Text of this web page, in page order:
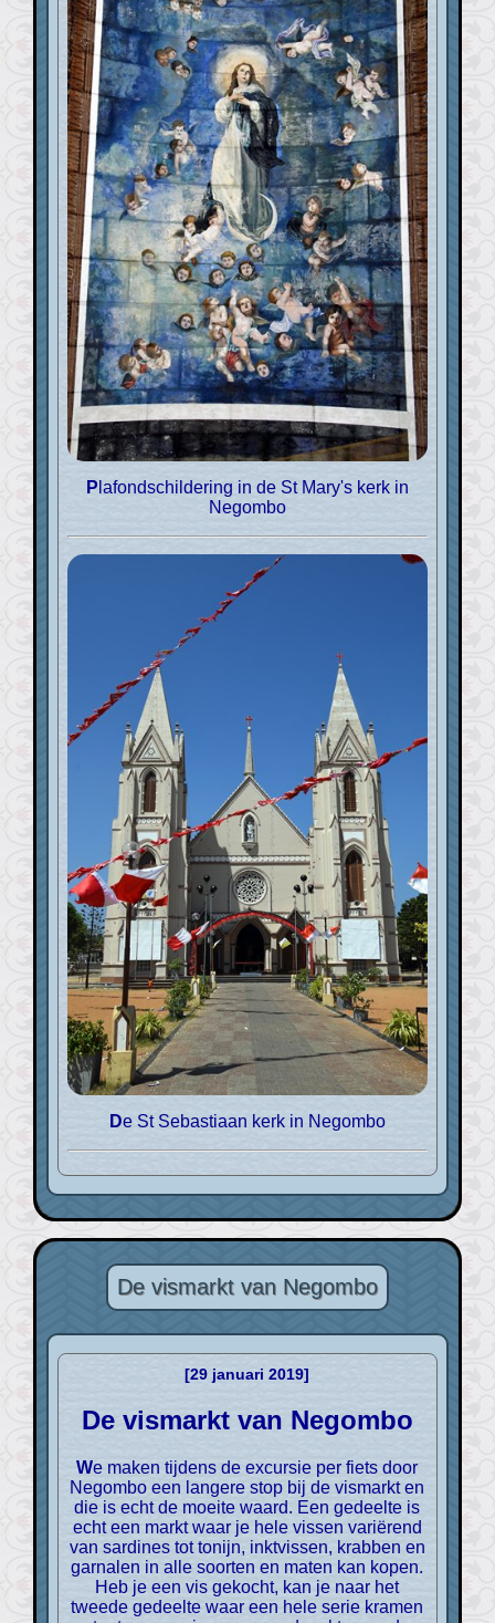
Plafondschildering in de St Mary's kerk in
Negombo
De St Sebastiaan kerk in Negombo
De vismarkt van Negombo
[29 januari 2019]
De vismarkt van Negombo
We maken tijdens de excursie per fiets door
Negombo een langere stop bij de vismarkt en
die is echt de moeite waard. Een gedeelte is
echt een markt waar je hele vissen variërend
van sardines tot tonijn, inktvissen, krabben en
garnalen in alle soorten en maten kan kopen.
Heb je een vis gekocht, kan je naar het
tweede gedeelte waar een hele serie kramen